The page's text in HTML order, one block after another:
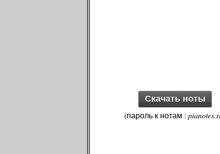
Скачать ноты
(пароль к нотам :